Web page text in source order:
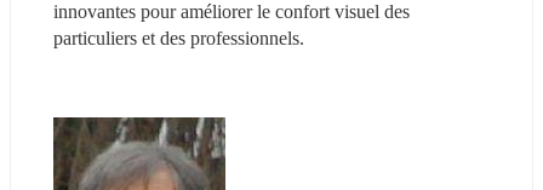
innovantes pour améliorer le confort visuel des
particuliers et des professionnels.